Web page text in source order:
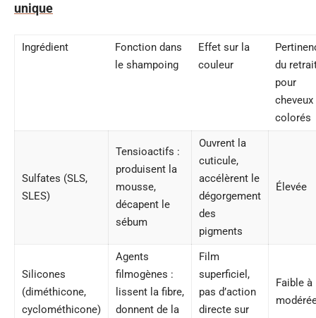
unique
Ingrédient
Fonction dans
le shampoing
Effet sur la
couleur
du
pour
cheveux
colorés
Sulfates (SLS,
SLES)
Tensioactifs :
produisent la
mousse,
décapent le
sébum
Ouvrent la
cuticule,
accélèrent le
dégorgement
des
pigments
Élevée
Silicones
(diméthicone,
cyclométhicone)
Agents
filmogènes :
lissent la fibre,
donnent de la
Film
superficiel,
pas d’action
directe sur
Faible à